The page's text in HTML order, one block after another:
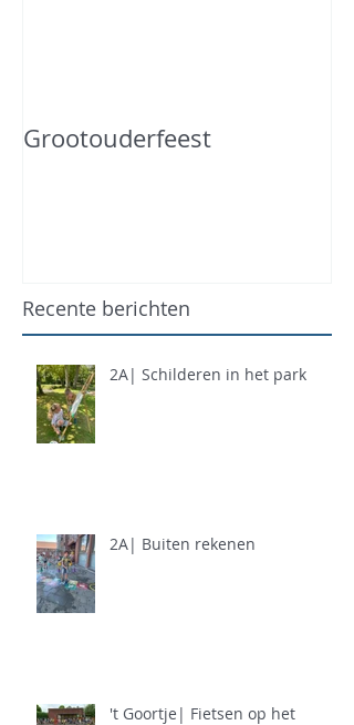
Grootouderfeest
Recente berichten
2A| Schilderen in het park
2A| Buiten rekenen
't Goortje| Fietsen op het